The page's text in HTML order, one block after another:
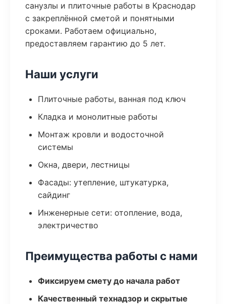
санузлы и плиточные работы в Краснодар
с закреплённой сметой и понятными
сроками. Работаем официально,
предоставляем гарантию до 5 лет.
Наши услуги
Плиточные работы, ванная под ключ
Кладка и монолитные работы
Монтаж кровли и водосточной
системы
Окна, двери, лестницы
Фасады: утепление, штукатурка,
сайдинг
Инженерные сети: отопление, вода,
электричество
Преимущества работы с нами
Фиксируем смету до начала работ
Качественный технадзор и скрытые